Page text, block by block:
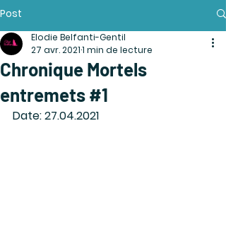
Post
Chronique Mortels
entremets #1
Elodie Belfanti-Gentil
27 avr. 20211 min de lecture
Date: 27.04.2021